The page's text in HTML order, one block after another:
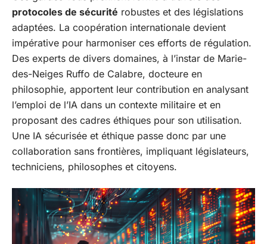
protocoles de sécurité robustes et des législations
adaptées. La coopération internationale devient
impérative pour harmoniser ces efforts de régulation.
Des experts de divers domaines, à l’instar de Marie-
des-Neiges Ruffo de Calabre, docteure en
philosophie, apportent leur contribution en analysant
l’emploi de l’IA dans un contexte militaire et en
proposant des cadres éthiques pour son utilisation.
Une IA sécurisée et éthique passe donc par une
collaboration sans frontières, impliquant législateurs,
techniciens, philosophes et citoyens.